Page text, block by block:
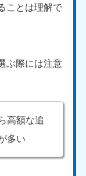
ことは理解で
ぶ際には注意
高額な追
多い